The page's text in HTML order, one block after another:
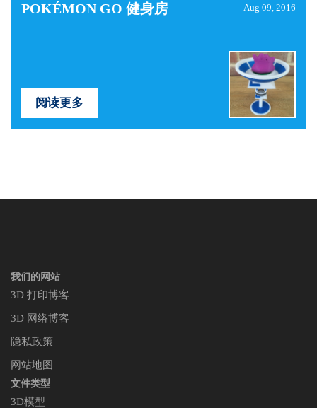
POKÉMON GO 健身房 Aug 09, 2016
阅读更多
我们的网站
3D 打印博客
3D 网络博客
隐私政策
网站地图
文件类型
3D模型